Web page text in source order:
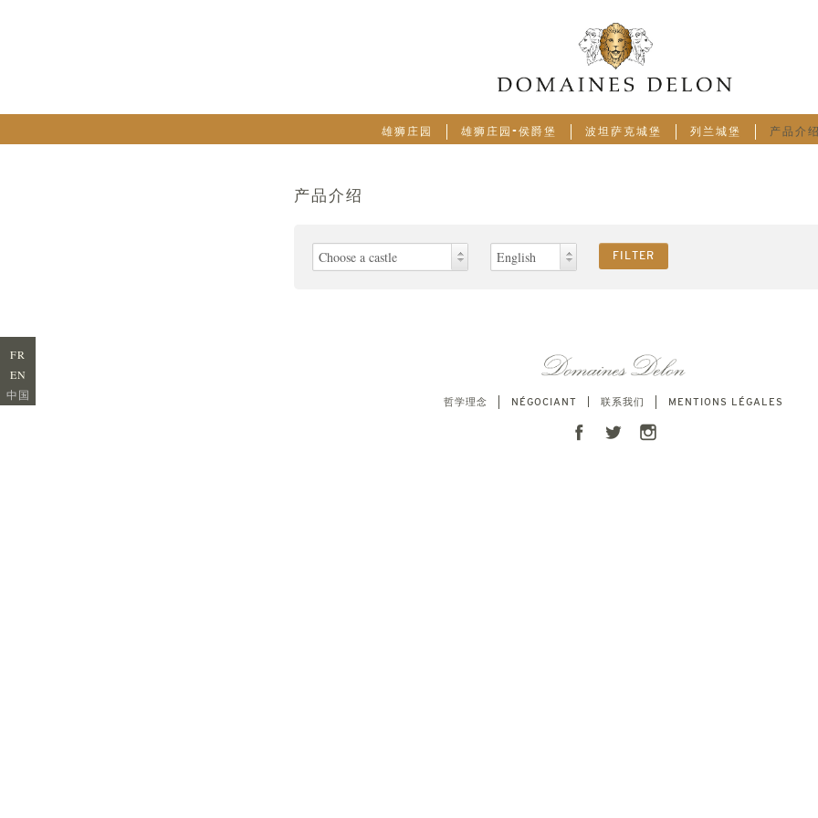
雄狮庄园 雄狮庄园-侯爵堡 波坦萨克城堡 列兰城堡 产品介
产品介绍
Choose a castle
Le Petit Lion
Chapelle de Potensac
La Petite Marquise
English
French
FR
EN
中国
哲学理念 NÉGOCIANT 联系我们 MENTIONS LÉGALES